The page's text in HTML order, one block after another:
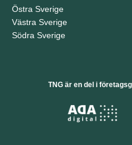
Östra Sverige
Västra Sverige
Södra Sverige
TNG är en del i